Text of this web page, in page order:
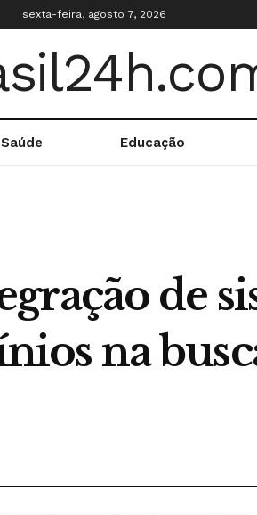
sexta-feira, agosto 7, 2026
Saúde Educação
de
na